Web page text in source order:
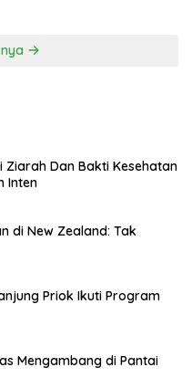
Dan Bakti Kesehatan
Inten
di New Zealand: Tak
Priok Ikuti Program
Mengambang di Pantai